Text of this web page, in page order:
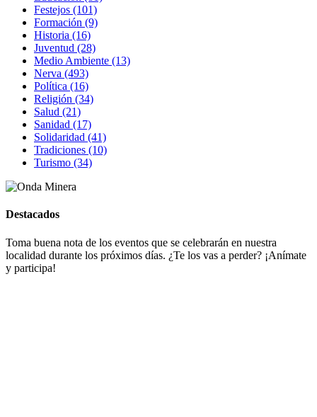
Festejos (101)
Formación (9)
Historia (16)
Juventud (28)
Medio Ambiente (13)
Nerva (493)
Política (16)
Religión (34)
Salud (21)
Sanidad (17)
Solidaridad (41)
Tradiciones (10)
Turismo (34)
Destacados
Toma buena nota de los eventos que se celebrarán en nuestra
localidad durante los próximos días. ¿Te los vas a perder? ¡Anímate
y participa!